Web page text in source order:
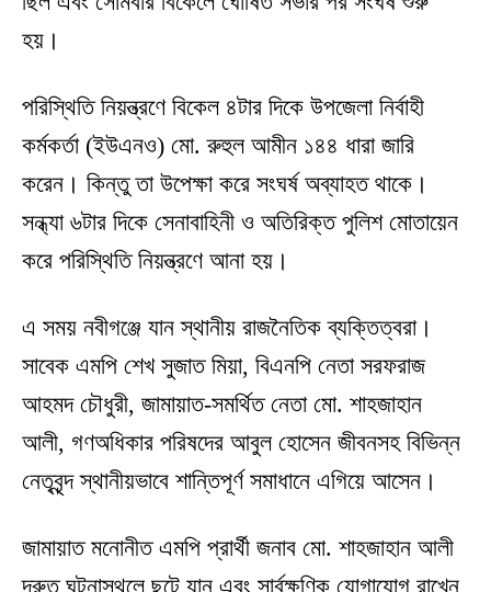
হয়।
পরিস্থিতি নিয়ন্ত্রণে বিকেল ৪টার দিকে উপজেলা নির্বাহী
কর্মকর্তা (ইউএনও) মো. রুহুল আমীন ১৪৪ ধারা জারি
করেন। কিন্তু তা উপেক্ষা করে সংঘর্ষ অব্যাহত থাকে।
সন্ধ্যা ৬টার দিকে সেনাবাহিনী ও অতিরিক্ত পুলিশ মোতায়েন
করে পরিস্থিতি নিয়ন্ত্রণে আনা হয়।
এ সময় নবীগঞ্জে যান স্থানীয় রাজনৈতিক ব্যক্তিত্বরা।
সাবেক এমপি শেখ সুজাত মিয়া, বিএনপি নেতা সরফরাজ
আহমদ চৌধুরী, জামায়াত-সমর্থিত নেতা মো. শাহজাহান
আলী, গণঅধিকার পরিষদের আবুল হোসেন জীবনসহ বিভিন্ন
নেতৃবৃন্দ স্থানীয়ভাবে শান্তিপূর্ণ সমাধানে এগিয়ে আসেন।
জামায়াত মনোনীত এমপি প্রার্থী জনাব মো. শাহজাহান আলী
দ্রুত ঘটনাস্থলে ছুটে যান এবং সার্বক্ষণিক যোগাযোগ রাখেন